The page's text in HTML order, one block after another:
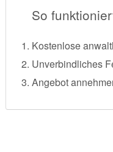
So
Kostenlose
Unverbindliches
Angebot